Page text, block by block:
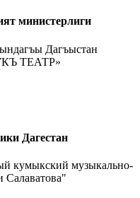
министерлиги
Дагъыстан
ТЕАТР»
Дагестан
кумыкский музыкально-
Салаватова"